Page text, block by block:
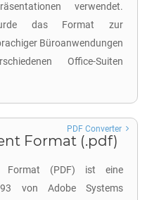
verwendet.
das Format zur
Büroanwendungen
Office-Suiten
Format (.pdf)
Format (PDF) ist eine
von Adobe Systems
PDF Converter